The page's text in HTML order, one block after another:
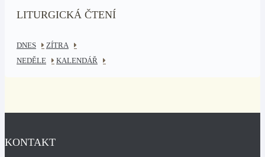
LITURGICKÁ ČTENÍ
DNES
ZÍTRA
NEDĚLE
KALENDÁŘ
KONTAKT